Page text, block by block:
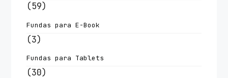
(59)
Fundas para E-Book
(3)
Fundas para Tablets
(30)